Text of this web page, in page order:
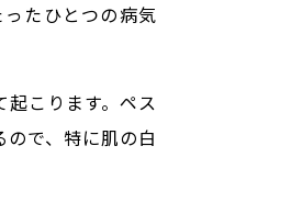
たひとつの病気
起こります。ペス
で、特に肌の白